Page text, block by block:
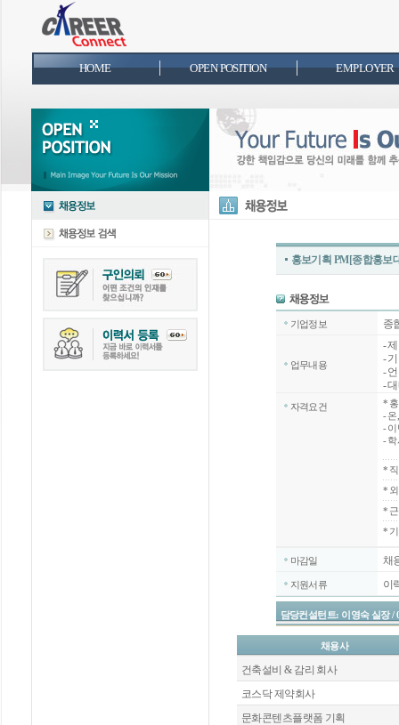
HOME OPEN POSITION EMPLOYER
홍보기획 PM[종합홍보
기업정보 종
업무내용
-
-
-
-
자격요건 *
-
-
-
*
*
*
*
마감일 채
지원서류 이
담당컨설턴트: 이영숙 실장 /
채용사
건축설비 & 감리 회사
코스닥 제약회사
문화콘텐츠플랫폼 기획